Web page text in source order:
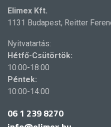
Elimex Kft.
1131 Budapest, Reitter
Nyitvatartás:
Hétfő-Csütörtök:
10:00-18:00
Péntek:
10:00-14:00
06 1 239 8270